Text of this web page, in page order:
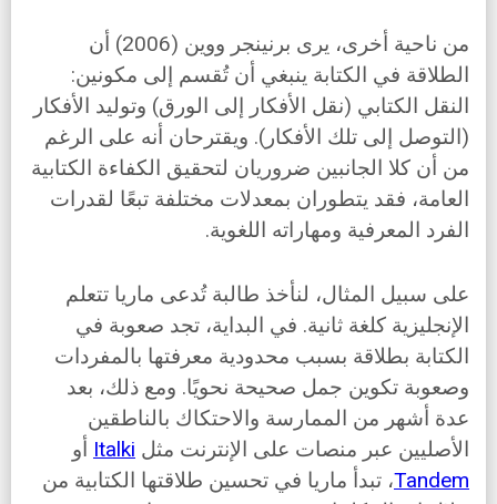
من ناحية أخرى، يرى برنينجر ووين (2006) أن
الطلاقة في الكتابة ينبغي أن تُقسم إلى مكونين:
النقل الكتابي (نقل الأفكار إلى الورق) وتوليد الأفكار
(التوصل إلى تلك الأفكار). ويقترحان أنه على الرغم
من أن كلا الجانبين ضروريان لتحقيق الكفاءة الكتابية
العامة، فقد يتطوران بمعدلات مختلفة تبعًا لقدرات
الفرد المعرفية ومهاراته اللغوية.
على سبيل المثال، لنأخذ طالبة تُدعى ماريا تتعلم
الإنجليزية كلغة ثانية. في البداية، تجد صعوبة في
الكتابة بطلاقة بسبب محدودية معرفتها بالمفردات
وصعوبة تكوين جمل صحيحة نحويًا. ومع ذلك، بعد
عدة أشهر من الممارسة والاحتكاك بالناطقين
الأصليين عبر منصات على الإنترنت مثل Italki أو
Tandem، تبدأ ماريا في تحسين طلاقتها الكتابية من